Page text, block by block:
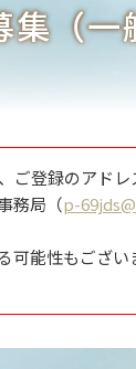
（一
ご登録のアドレ
務局（p-
可能性もござ